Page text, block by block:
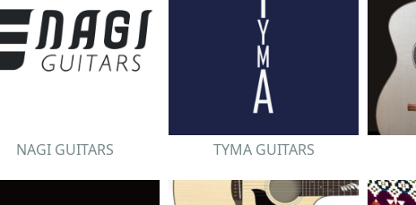
NAGI GUITARS TYMA GUITARS